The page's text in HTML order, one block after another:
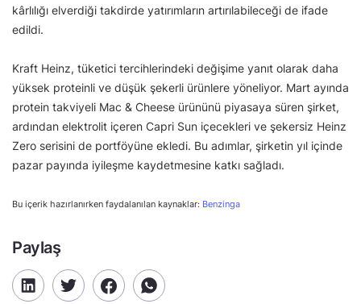
kârlılığı elverdiği takdirde yatırımların artırılabileceği de ifade
edildi.
Kraft Heinz, tüketici tercihlerindeki değişime yanıt olarak daha
yüksek proteinli ve düşük şekerli ürünlere yöneliyor. Mart ayında
protein takviyeli Mac & Cheese ürününü piyasaya süren şirket,
ardından elektrolit içeren Capri Sun içecekleri ve şekersiz Heinz
Zero serisini de portföyüne ekledi. Bu adımlar, şirketin yıl içinde
pazar payında iyileşme kaydetmesine katkı sağladı.
Bu içerik hazırlanırken faydalanılan kaynaklar: Benzinga
Paylaş